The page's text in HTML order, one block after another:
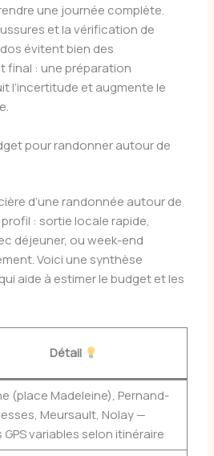
une journée complète.
et la vérification de
évitent bien des
final : une préparation
l’incertitude et augmente le
pour randonner autour de
d’une randonnée autour de
: sortie locale rapide,
déjeuner, ou week-end
Voici une synthèse
aide à estimer le budget et les
Détail
(place Madeleine), Pernand-
Meursault, Nolay —
variables selon itinéraire